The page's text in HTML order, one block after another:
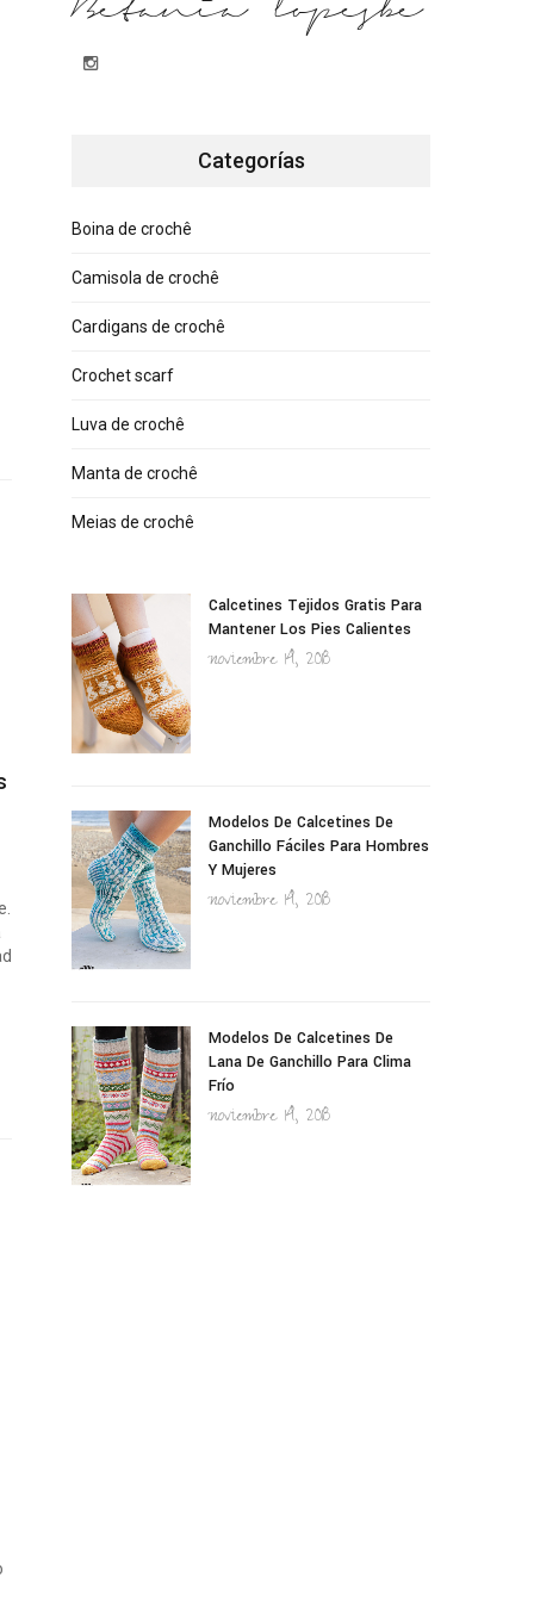
Betania lopesbe
Categorías
Boina de crochê
Camisola de crochê
Cardigans de crochê
Crochet scarf
Luva de crochê
Manta de crochê
Meias de crochê
Calcetines Tejidos Gratis Para
Mantener Los Pies Calientes
noviembre 14, 2018
Modelos De Calcetines De
Ganchillo Fáciles Para Hombres
Y Mujeres
noviembre 14, 2018
Modelos De Calcetines De
Lana De Ganchillo Para Clima
Frío
noviembre 14, 2018